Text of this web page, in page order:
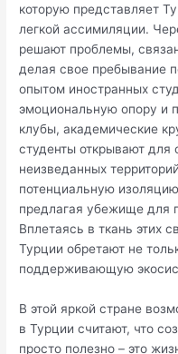
которую представляет
легкой ассимиляции.
решают проблемы,
делая свое пребывание
опытом иностранных
эмоциональную опору и
клубы, академические
студенты открывают для
неизведанных
потенциальную
предлагая убежище для
Вплетаясь в ткань этих
Турции обретают не
поддерживающую
В этой яркой стране
в Турции считают, что
просто полезно – это